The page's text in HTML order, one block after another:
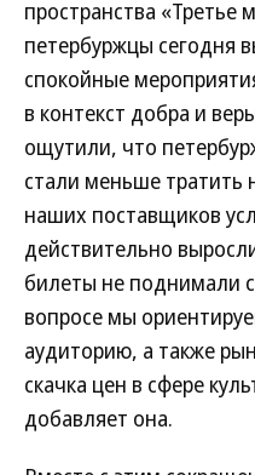
пространства «Третье
петербуржцы сегодня
спокойные
в контекст добра и
ощутили, что
стали меньше тратить
наших поставщиков
действительно
билеты не поднимали
вопросе мы
аудиторию, а также
скачка цен в сфере
добавляет она.